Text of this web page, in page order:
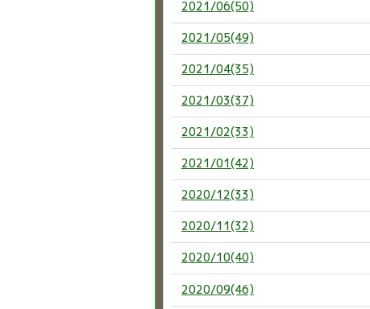
2021/06(50)
2021/05(49)
2021/04(35)
2021/03(37)
2021/02(33)
2021/01(42)
2020/12(33)
2020/11(32)
2020/10(40)
2020/09(46)